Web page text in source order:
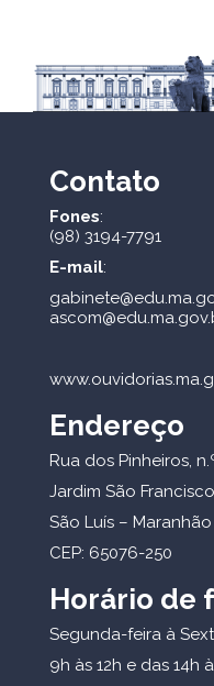
Contato
Fones:
(98) 3194-7791
E-mail:
Endereço
Rua dos Pinheiros,
Jardim São Francisco
São Luís – Maranhão
CEP: 65076-250
Horário de
Segunda-feira à
9h às 12h e das 14h